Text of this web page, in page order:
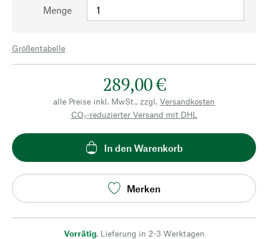
Menge
Größentabelle
289,00 €
alle Preise inkl. MwSt., zzgl. Versandkosten
CO₂-reduzierter Versand mit DHL
In den Warenkorb
Merken
Vorrätig, Lieferung in 2-3 Werktagen